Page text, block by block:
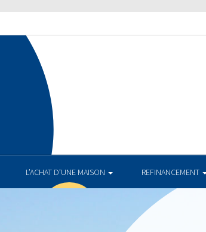
L’ACHAT D’UNE MAISON REFINANCEMENT